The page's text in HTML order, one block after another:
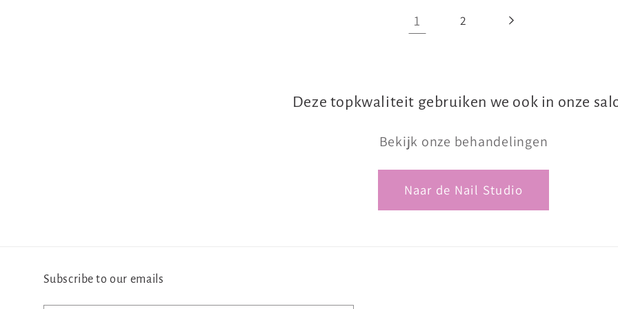
1 2
Deze topkwaliteit gebruiken we ook in onze
Bekijk onze behandelingen
Naar de Nail Studio
Subscribe to our emails